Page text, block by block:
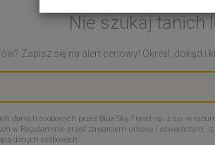
Nie szukaj tanich
Zapisz się na alert cenowy! Określ, dokąd i
danych osobowych przez Blue Sky Travel sp. z o.o. w
w Regulaminie przed zawarciem umowy i oświadczam,
danych osobowych.